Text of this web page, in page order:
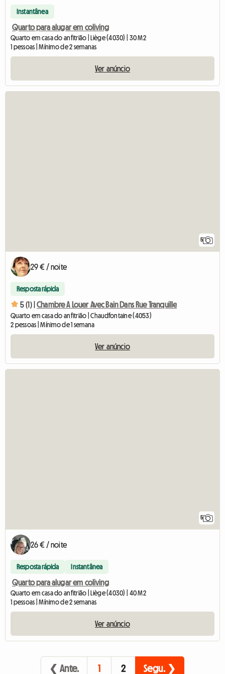
Instantânea
Quarto para alugar em coliving
Quarto em casa do anfitrião | Liège (4030) | 30 M2
1 pessoas | Mínimo de 2 semanas
Ver anúncio
5
29 € / noite
Resposta rápida
5 (1) | Chambre A Louer Avec Bain Dans Rue Tranquille
Quarto em casa do anfitrião | Chaudfontaine (4053)
2 pessoas | Mínimo de 1 semana
Ver anúncio
5
26 € / noite
Resposta rápida Instantânea
Quarto para alugar em coliving
Quarto em casa do anfitrião | Liège (4030) | 40 M2
1 pessoas | Mínimo de 2 semanas
Ver anúncio
❮ Ante. 1 2 Segu. ❯